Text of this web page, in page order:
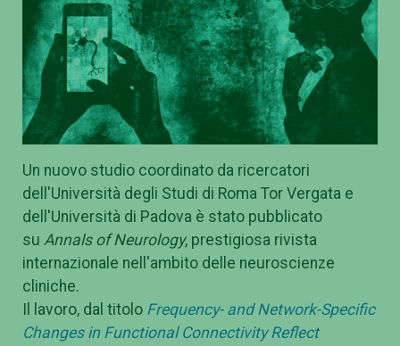
Un nuovo studio coordinato da ricercatori
dell'Università degli Studi di Roma Tor Vergata e
dell'Università di Padova è stato pubblicato
su Annals of Neurology, prestigiosa rivista
internazionale nell'ambito delle neuroscienze
cliniche.
Il lavoro, dal titolo Frequency- and Network-Specific
Changes in Functional Connectivity Reflect